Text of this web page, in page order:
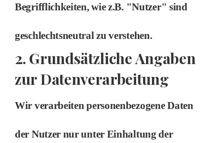
Begrifflichkeiten, wie z.B. "Nutzer" sind
geschlechtsneutral zu verstehen.
2. Grundsätzliche Angaben
zur Datenverarbeitung
Wir verarbeiten personenbezogene Daten
der Nutzer nur unter Einhaltung der